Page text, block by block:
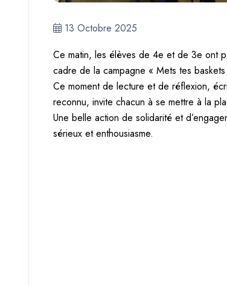
13 Octobre 2025
Ce matin, les élèves de 4e et de 3e ont
cadre de la campagne « Mets tes
Ce moment de lecture et de réflexion,
reconnu, invite chacun à se mettre à la
Une belle action de solidarité et
sérieux et enthousiasme.